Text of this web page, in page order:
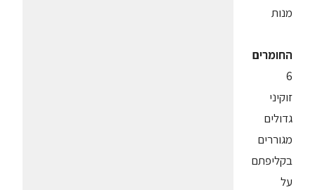
מנות
החומרים
6
זוקיני
גדולים
מגוררים
בקליפתם
על